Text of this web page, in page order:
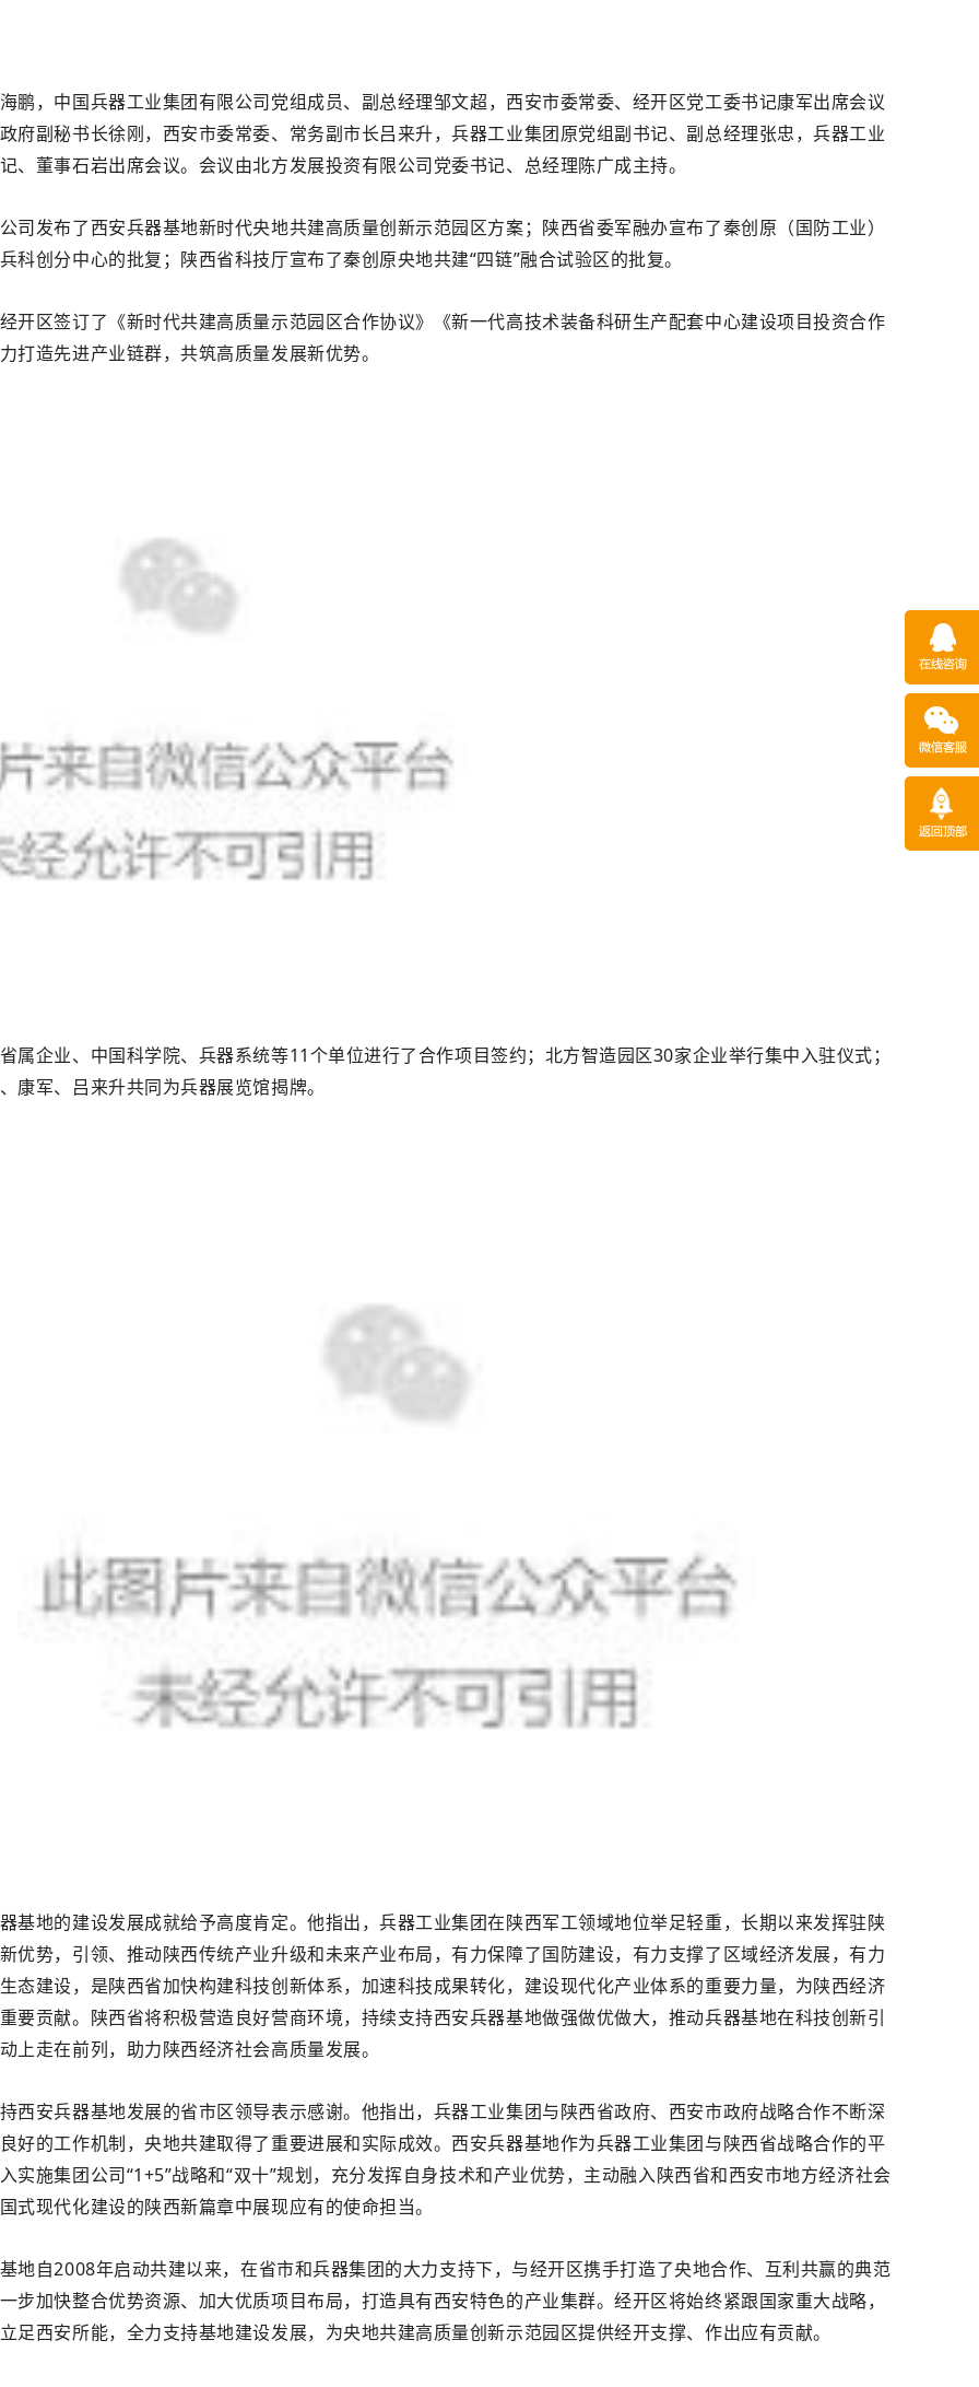
鹏，中国兵器工业集团有限公司党组成员、副总经理邹文超，西安市委常委、经开区党工委书记康军出席会议
府副秘书长徐刚，西安市委常委、常务副市长吕来升，兵器工业集团原党组副书记、副总经理张忠，兵器工业
、董事石岩出席会议。会议由北方发展投资有限公司党委书记、总经理陈广成主持。
司发布了西安兵器基地新时代央地共建高质量创新示范园区方案；陕西省委军融办宣布了秦创原（国防工业）
科创分中心的批复；陕西省科技厅宣布了秦创原央地共建“四链”融合试验区的批复。
开区签订了《新时代共建高质量示范园区合作协议》《新一代高技术装备科研生产配套中心建设项目投资合作
打造先进产业链群，共筑高质量发展新优势。
属企业、中国科学院、 兵器系统等11个单位进行了合作项目签约；北方智造园区30家企业举行集中入驻仪式；
康军、吕来升共同为兵器展览馆揭牌。
基地的建设发展成就给予高度肯定。他指出，兵器工业集团在陕西军工领域地位举足轻重，长期以来发挥驻陕
优势，引领、推动陕西传统产业升级和未来产业布局，有力保障了国防建设，有力支撑了区域经济发展，有力
态建设，是陕西省加快构建科技创新体系，加速科技成果转化，建设现代化产业体系的重要力量，为陕西经济
要贡献。陕西省将积极营造良好营商环境，持续支持西安兵器基地做强做优做大，推动兵器基地在科技创新引
上走在前列，助力陕西经济社会高质量发展。
西安兵器基地发展的省市区领导表示感谢。他指出，兵器工业集团与陕西省政府、西安市政府战略合作不断深
好的工作机制，央地共建取得了重要进展和实际成效。西安兵器基地作为兵器工业集团与陕西省战略合作的平
实施集团公司“1+5”战略和“双十”规划，充分发挥自身技术和产业优势，主动融入陕西省和西安市地方经济社会
式现代化建设的陕西新篇章中展现应有的使命担当。
地自2008年启动共建以来，在省市和兵器集团的大力支持下，与经开区携手打造了央地合作、互利共赢的典范
步加快整合优势资源、加大优质项目布局，打造具有西安特色的产业集群。经开区将始终紧跟国家重大战略，
足西安所能，全力支持基地建设发展，为央地共建高质量创新示范园区提供经开支撑、作出应有贡献。